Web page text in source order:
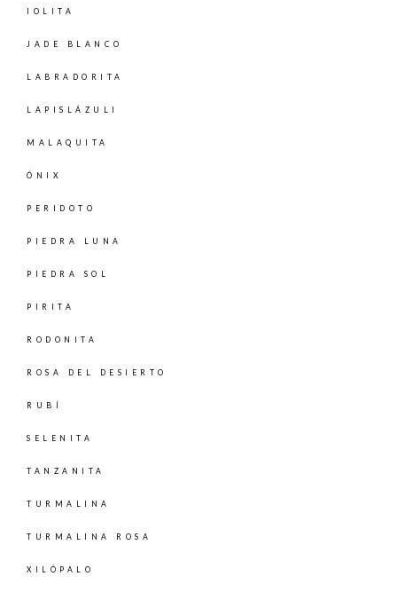
IOLITA
JADE BLANCO
LABRADORITA
LAPISLÁZULI
MALAQUITA
ÓNIX
PERIDOTO
PIEDRA LUNA
PIEDRA SOL
PIRITA
RODONITA
ROSA DEL DESIERTO
RUBÍ
SELENITA
TANZANITA
TURMALINA
TURMALINA ROSA
XILÓPALO